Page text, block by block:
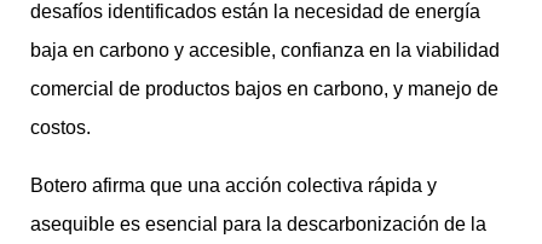
desafíos identificados están la necesidad de energía
baja en carbono y accesible, confianza en la viabilidad
comercial de productos bajos en carbono, y manejo de
costos.
Botero afirma que una acción colectiva rápida y
asequible es esencial para la descarbonización de la